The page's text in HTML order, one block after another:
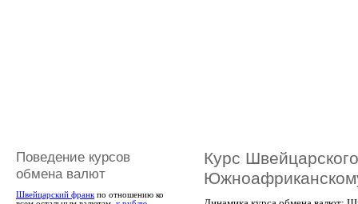
Поведение курсов
обмена валют
Швейцарский франк по отношению ко
Курс